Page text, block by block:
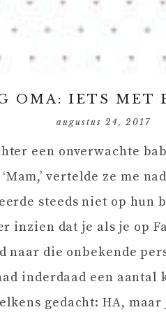
OMA: IETS MET
augustus 24, 2017
een onverwachte
vertelde ze me
steeds niet op hun
inzien dat je als je op
die onbekende
inderdaad een aantal
gedacht: HA,